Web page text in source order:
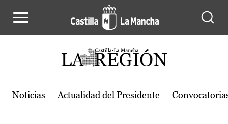
Noticias Actualidad del Presidente